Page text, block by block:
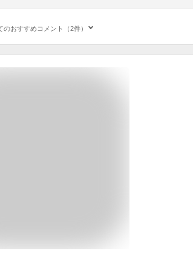
のおすすめコメント（2件）